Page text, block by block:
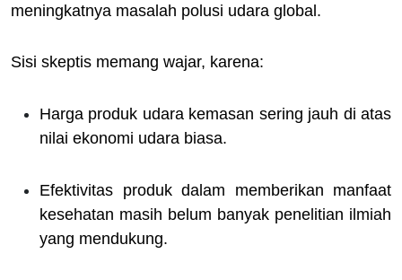
meningkatnya masalah polusi udara global.
Sisi skeptis memang wajar, karena:
Harga produk udara kemasan sering jauh di atas
nilai ekonomi udara biasa.
Efektivitas produk dalam memberikan manfaat
kesehatan masih belum banyak penelitian ilmiah
yang mendukung.